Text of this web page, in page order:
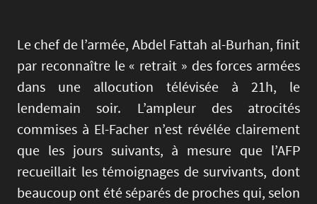
Le chef de l’armée, Abdel Fattah al-Burhan, finit
par reconnaître le « retrait » des forces armées
dans une allocution télévisée à 21h, le
lendemain soir. L’ampleur des atrocités
commises à El-Facher n’est révélée clairement
que les jours suivants, à mesure que l’AFP
recueillait les témoignages de survivants, dont
beaucoup ont été séparés de proches qui, selon